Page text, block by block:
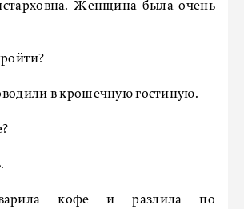
Женщина была очень
в крошечную гостиную.
кофе и разлила по